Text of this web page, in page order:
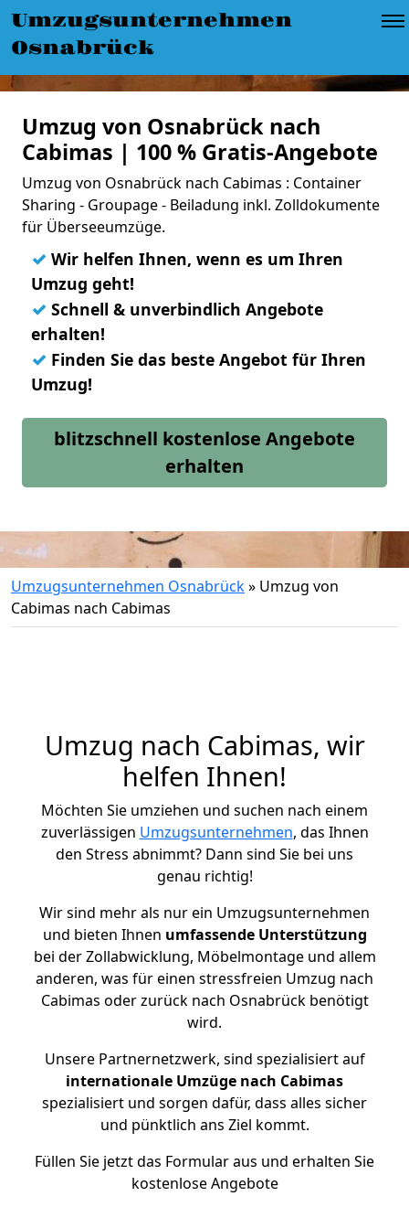
Umzugsunternehmen
Osnabrück
Umzug von Osnabrück nach
Cabimas | 100 % Gratis-Angebote
Umzug von Osnabrück nach Cabimas : Container
Sharing - Groupage - Beiladung inkl. Zolldokumente
für Überseeumzüge.
✓ Wir helfen Ihnen, wenn es um Ihren
Umzug geht!
✓ Schnell & unverbindlich Angebote
erhalten!
✓ Finden Sie das beste Angebot für Ihren
Umzug!
blitzschnell kostenlose Angebote
erhalten
Umzugsunternehmen Osnabrück» Umzug von
Cabimas nach Cabimas
Umzug nach Cabimas, wir
helfen Ihnen!
Möchten Sie umziehen und suchen nach einem
zuverlässigen Umzugsunternehmen, das Ihnen
den Stress abnimmt? Dann sind Sie bei uns
genau richtig!
Wir sind mehr als nur ein Umzugsunternehmen
und bieten Ihnen umfassende Unterstützung
bei der Zollabwicklung, Möbelmontage und allem
anderen, was für einen stressfreien Umzug nach
Cabimas oder zurück nach Osnabrück benötigt
wird.
Unsere Partnernetzwerk, sind spezialisiert auf
internationale Umzüge nach Cabimas
spezialisiert und sorgen dafür, dass alles sicher
und pünktlich ans Ziel kommt.
Füllen Sie jetzt das Formular aus und erhalten Sie
kostenlose Angebote